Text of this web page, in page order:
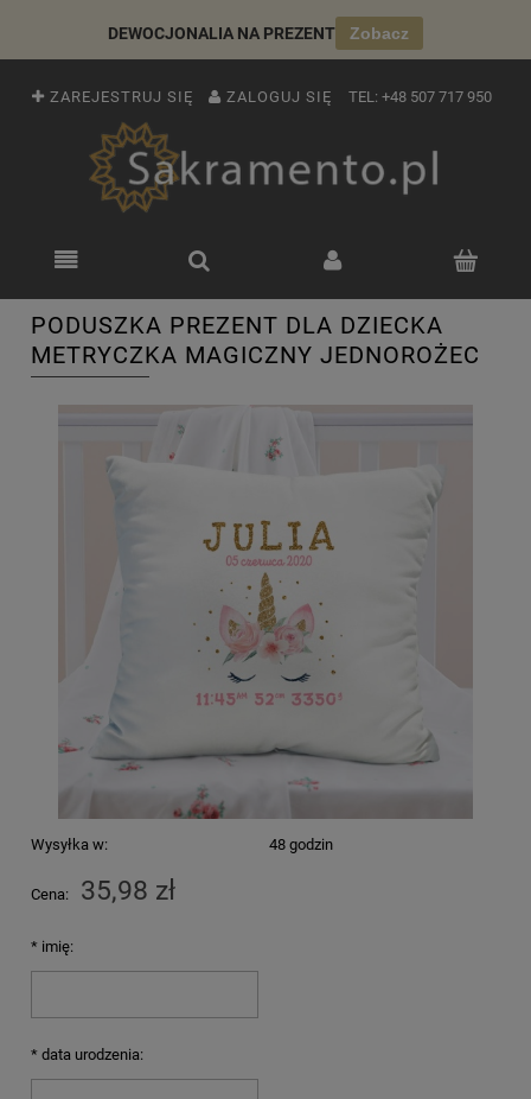
DEWOCJONALIA NA PREZENT Zobacz
ZAREJESTRUJ SIĘ ZALOGUJ SIĘ TEL: +48 507 717 950
PODUSZKA PREZENT DLA DZIECKA
METRYCZKA MAGICZNY JEDNOROŻEC
Wysyłka w: 48 godzin
Cena: 35,98 zł
* imię:
* data urodzenia: